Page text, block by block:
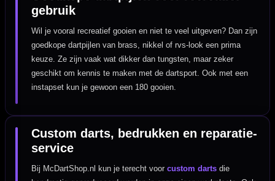
gebruik
Wil je vooral recreatief gooien en niet te veel uitgeven? Dan zijn
goedkope dartpijlen van brass, nikkel of rvs-look een prima
keuze. Ze zijn vaak wat dikker dan tungsten, maar zeker
geschikt om kennis te maken met de dartsport. Ook met een
instapset kun je gewoon een 180 gooien.
Custom darts, bedrukken en reparatie-
service
Bij McDartShop.nl kun je terecht voorcustom darts die